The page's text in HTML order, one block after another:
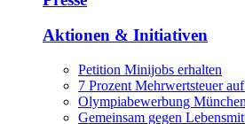
Aktionen & Initiativen
Petition Minijobs erhalten
7 Prozent Mehrwertsteuer
Olympiabewerbung München
Gemeinsam gegen